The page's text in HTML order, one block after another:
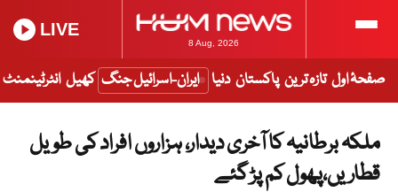
8 Aug, 2026
LIVE
صفحۂ اول تازہ ترین پاکستان دنیا ایران-اسرائیل جنگ کھیل انٹرٹینمنٹ
ملکہ برطانیہ کا آخری دیدار، ہزاروں افراد کی طویل
قطاریں،پھول کم پڑ گئے